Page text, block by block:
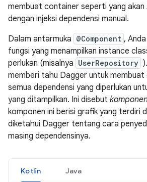
membuat container seperti yang akan
dengan injeksi dependensi manual.
Dalam antarmuka @Component ,
fungsi yang menampilkan instance
perlukan (misalnya UserRepository ).
memberi tahu Dagger untuk
semua dependensi yang diperlukan
yang ditampilkan. Ini disebut
komponen ini berisi grafik yang terdiri
diketahui Dagger tentang cara
masing dependensinya.
Kotlin Java